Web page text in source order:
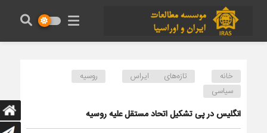
خانه تازه‌های ایراس
روسیه
سیاسی
انگلیس در پی تشکیل اتحاد مستقل علیه روسیه